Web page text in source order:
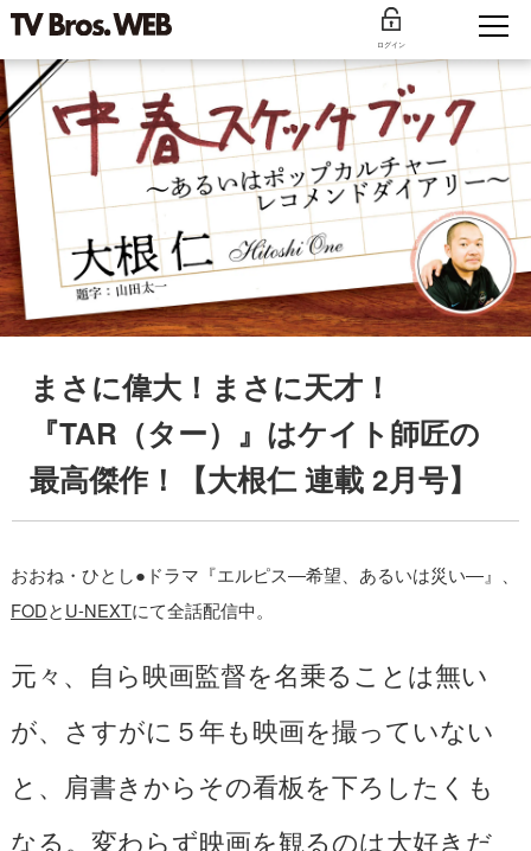
ログイン
まさに偉大！まさに天才！
『TAR（ター）』はケイト師匠の
最高傑作！【大根仁 連載 2月号】
おおね・ひとし●ドラマ『エルピス―希望、あるいは災い―』、
FODとU-NEXTにて全話配信中。
元々、自ら映画監督を名乗ることは無い
が、さすがに５年も映画を撮っていない
と、肩書きからその看板を下ろしたくも
なる。変わらず映画を観るのは大好きだ